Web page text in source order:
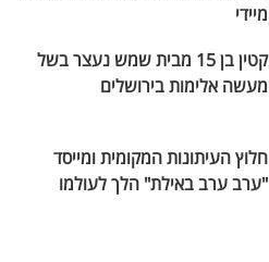
מיידי
קטין בן 15 מבית שמש נעצר בשל
מעשה אלימות בירושלים
חלוץ העיתונות המקומית ומייסד
"ערב ערב באילת" הלך לעולמו